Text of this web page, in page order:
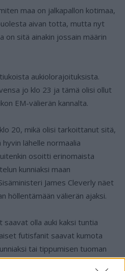
maa on jalkapallon kotimaa,
aivan totta, mutta nyt
on sitä ainakin jossain määrin
aukiolorajoituksista.
jo klo 23 ja tämä olisi ollut
EM-välierän kannalta.
20, mikä olisi tarkoittanut sitä,
lähelle normaalia
osoitti erinomaista
kunniaksi maan
James Cleverly näet
höllentämään välierän ajaksi.
olla auki kaksi tuntia
futisfanit saavat kumota
tai tippumisen tuoman
yhteen asti yöllä.